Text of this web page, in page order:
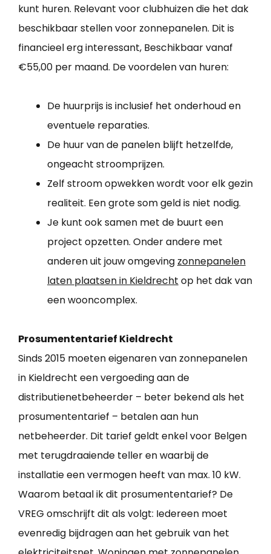
kunt huren. Relevant voor clubhuizen die het dak
beschikbaar stellen voor zonnepanelen. Dit is
financieel erg interessant, Beschikbaar vanaf
€55,00 per maand. De voordelen van huren:
De huurprijs is inclusief het onderhoud en
eventuele reparaties.
De huur van de panelen blijft hetzelfde,
ongeacht stroomprijzen.
Zelf stroom opwekken wordt voor elk gezin
realiteit. Een grote som geld is niet nodig.
Je kunt ook samen met de buurt een
project opzetten. Onder andere met
anderen uit jouw omgeving zonnepanelen
laten plaatsen in Kieldrecht op het dak van
een wooncomplex.
Prosumententarief Kieldrecht
Sinds 2015 moeten eigenaren van zonnepanelen
in Kieldrecht een vergoeding aan de
distributienetbeheerder – beter bekend als het
prosumententarief – betalen aan hun
netbeheerder. Dit tarief geldt enkel voor Belgen
met terugdraaiende teller en waarbij de
installatie een vermogen heeft van max. 10 kW.
Waarom betaal ik dit prosumententarief? De
VREG omschrijft dit als volgt: Iedereen moet
evenredig bijdragen aan het gebruik van het